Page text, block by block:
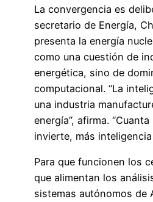
La convergencia es
secretario de Energía,
presenta la energía
como una cuestión de
energética, sino de
computacional. “La
una industria
energía”, afirma.
invierte, más inteligencia
Para que funcionen los
que alimentan los
sistemas autónomos de